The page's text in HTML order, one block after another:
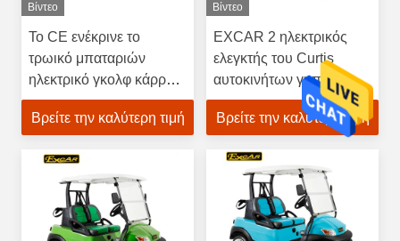
Βίντεο
Το CE ενέκρινε το
τρωικό μπαταριών
ηλεκτρικό γκολφ κάρρο
γκολφ αυτοκινήτων
λεσχών κάρρων φτηνό
Βρείτε την καλύτερη τιμή
Βίντεο
EXCAR 2 ηλεκτρικός
ελεγκτής του Curtis
αυτοκινήτων γηπέδων
του γκολφ αυτοκινήτων
γκολφ προσώπων
Βρείτε την καλύτερη τιμή